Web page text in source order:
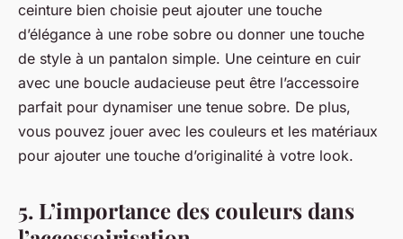
ceinture bien choisie peut ajouter une touche
d’élégance à une robe sobre ou donner une touche
de style à un pantalon simple. Une ceinture en cuir
avec une boucle audacieuse peut être l’accessoire
parfait pour dynamiser une tenue sobre. De plus,
vous pouvez jouer avec les couleurs et les matériaux
pour ajouter une touche d’originalité à votre look.
5. L’importance des couleurs dans